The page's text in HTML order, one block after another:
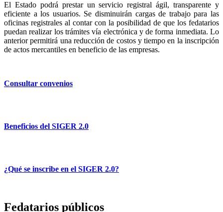
El Estado podrá prestar un servicio registral ágil, transparente y
eficiente a los usuarios. Se disminuirán cargas de trabajo para las
oficinas registrales al contar con la posibilidad de que los fedatarios
puedan realizar los trámites vía electrónica y de forma inmediata. Lo
anterior permitirá una reducción de costos y tiempo en la inscripción
de actos mercantiles en beneficio de las empresas.
Consultar convenios
Beneficios del SIGER 2.0
¿Qué se inscribe en el SIGER 2.0?
Fedatarios públicos